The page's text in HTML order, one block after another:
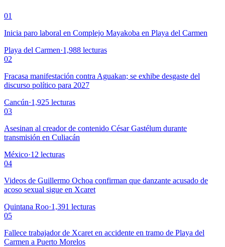
01
Inicia paro laboral en Complejo Mayakoba en Playa del Carmen
Playa del Carmen·1,988 lecturas
02
Fracasa manifestación contra Aguakan; se exhibe desgaste del
discurso político para 2027
Cancún·1,925 lecturas
03
Asesinan al creador de contenido César Gastélum durante
transmisión en Culiacán
México·12 lecturas
04
Videos de Guillermo Ochoa confirman que danzante acusado de
acoso sexual sigue en Xcaret
Quintana Roo·1,391 lecturas
05
Fallece trabajador de Xcaret en accidente en tramo de Playa del
Carmen a Puerto Morelos